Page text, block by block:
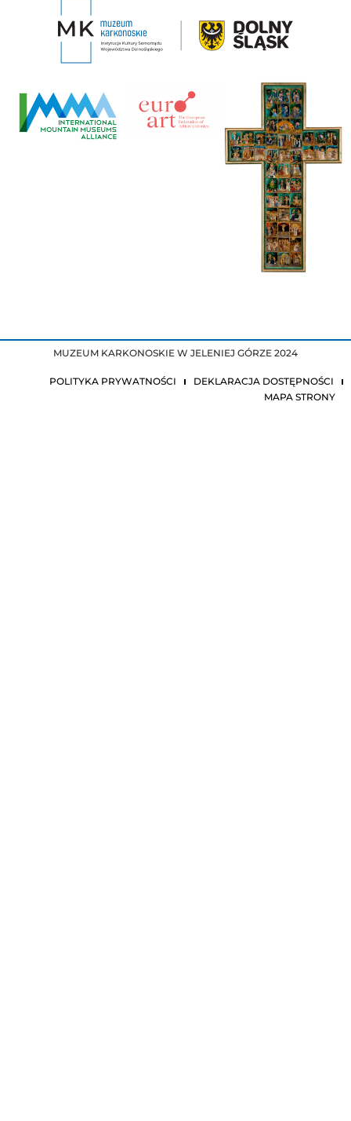
MUZEUM KARKONOSKIE W JELENIEJ GÓRZE 2024
POLITYKA PRYWATNOŚCI
DEKLARACJA DOSTĘPNOŚCI
MAPA STRONY